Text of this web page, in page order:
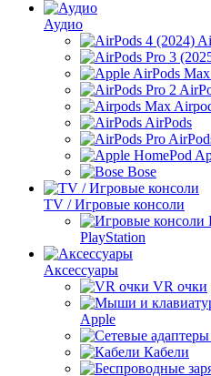
Аудио
AirPods
Bose
TV / Игровые консоли
PlayStation
Аксессуары
VR очки
Apple
Кабели